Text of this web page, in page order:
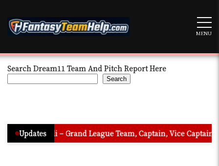
content
MENU
Search Dream11 Team And Pitch Report Here
Search
Updates
– Grand League Team, Captain, Vice Captain & Must